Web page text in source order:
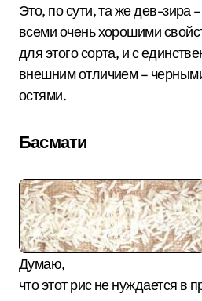
Это, по сути, та же дев-зира
всеми очень хорошими
для этого сорта, и с
внешним отличием –
остями.
Басмати
Думаю,
что этот рис не нуждается в